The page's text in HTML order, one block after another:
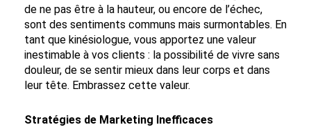
de ne pas être à la hauteur, ou encore de l’échec,
sont des sentiments communs mais surmontables. En
tant que kinésiologue, vous apportez une valeur
inestimable à vos clients : la possibilité de vivre sans
douleur, de se sentir mieux dans leur corps et dans
leur tête. Embrassez cette valeur.
Stratégies de Marketing Inefficaces